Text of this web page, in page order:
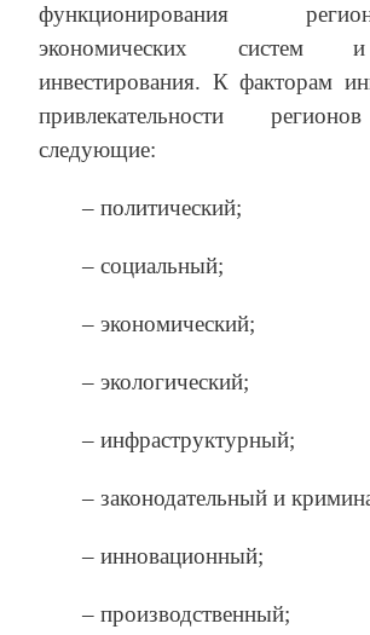
функционирова­ния
экономических систем
инвестирования. К факторам
привлекательности
следующие:
– политический;
– социальный;
– экономический;
– экологический;
– инфраструктурный;
– законодательный и
– инновационный;
– производственный;